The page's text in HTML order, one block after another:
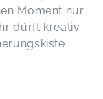
Moment nur
dürft kreativ